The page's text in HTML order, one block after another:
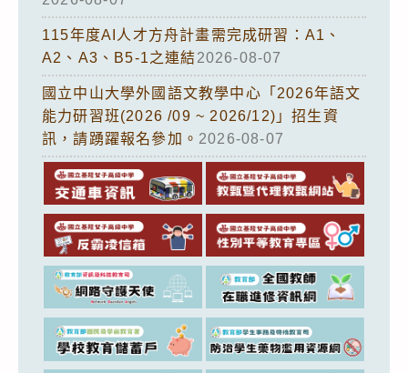
115年度AI人才方舟計畫需完成研習：A1、
A2、A3、B5-1之連結2026-08-07
國立中山大學外國語文教學中心「2026年語文
能力研習班(2026 /09 ~ 2026/12)」招生資
訊，請踴躍報名參加。 2026-08-07